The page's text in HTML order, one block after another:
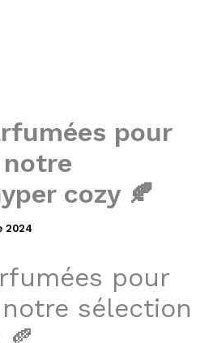
pour
notre
cozy 🍂
2024
pour
notre sélection